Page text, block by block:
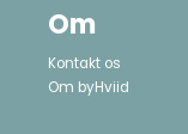
Om
Kontakt os
Om byHviid